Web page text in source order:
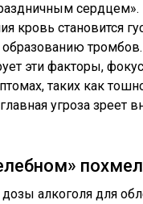
кровь становится
образованию
эти факторы,
таких как
угроза зреет
алкоголя для